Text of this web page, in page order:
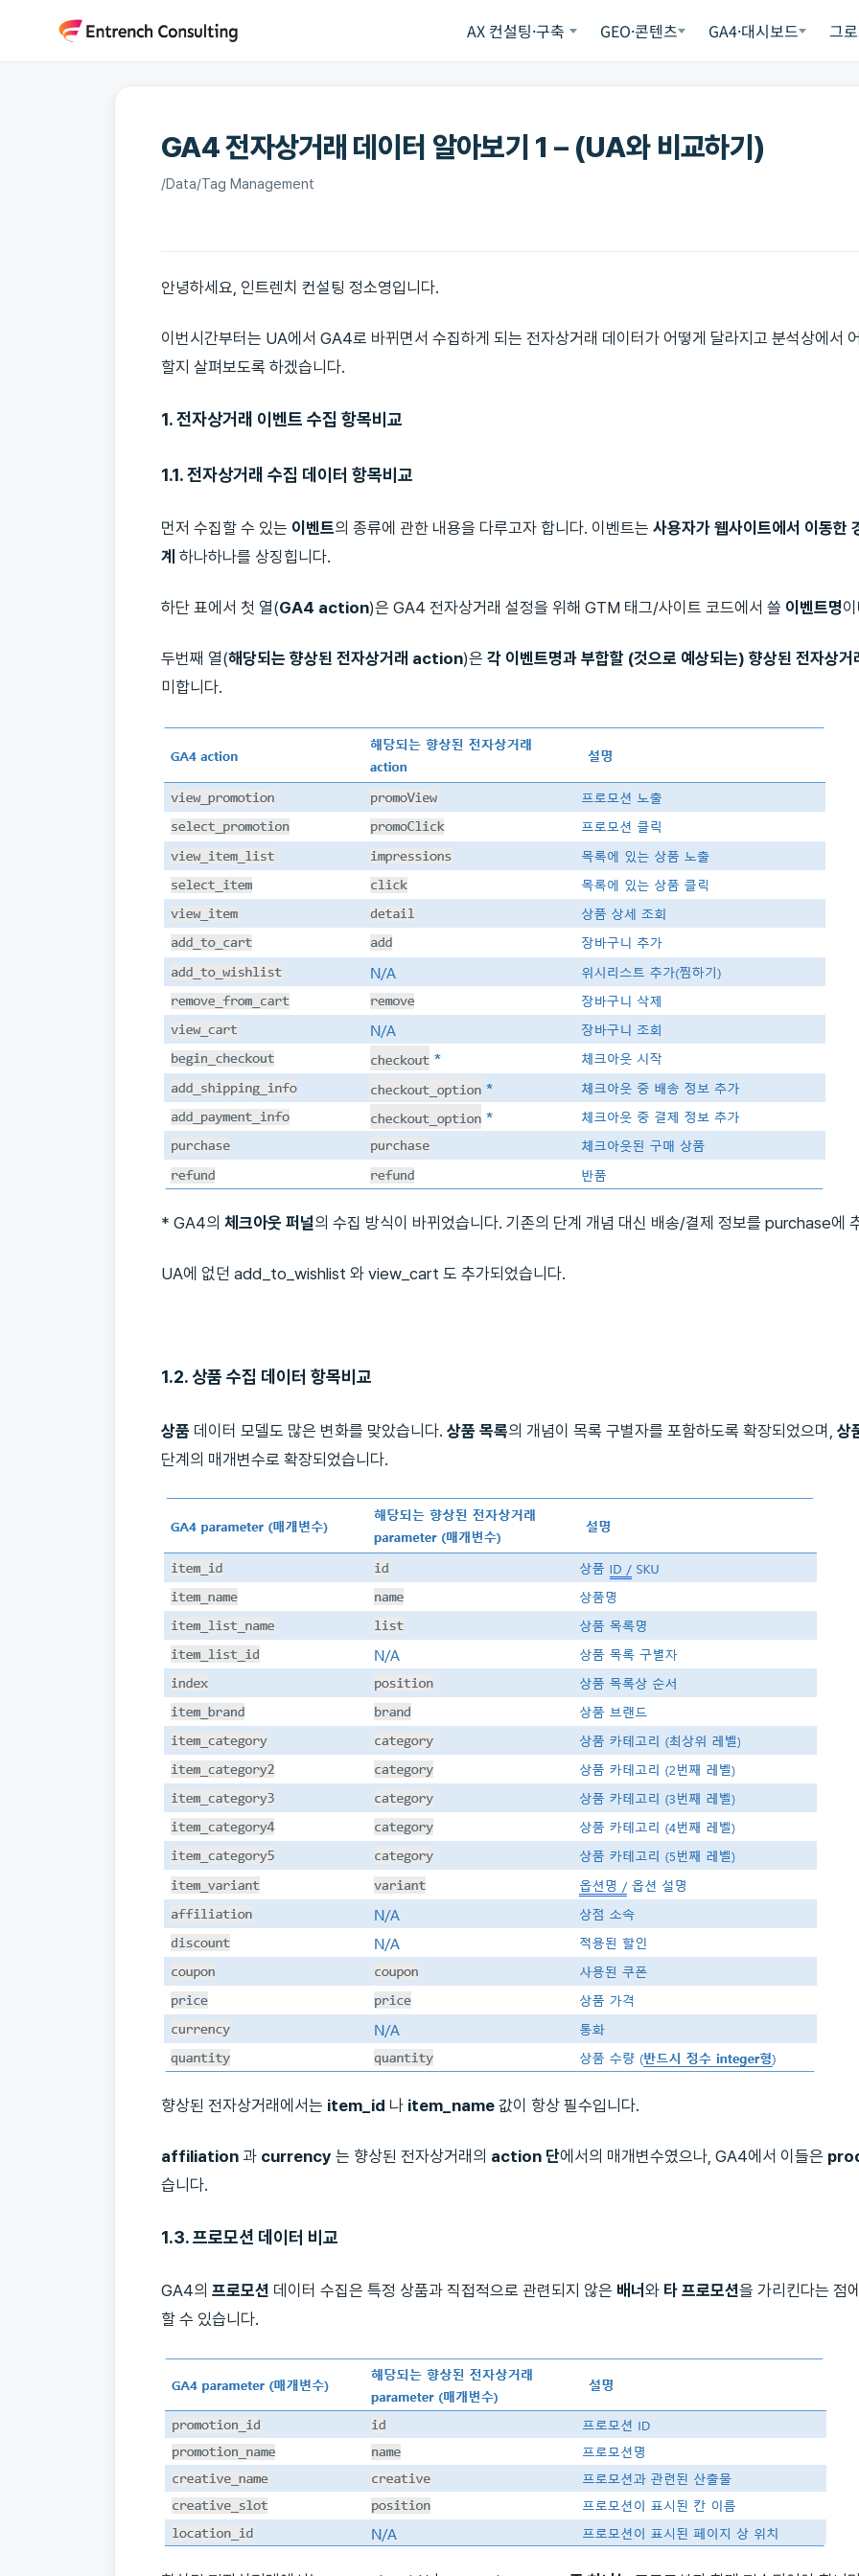
AX 컨설팅·구축 GEO·콘텐츠 GA4·대시보드 그
츠
GA4 전자상거래 데이터 알아보기 1 – (UA와 비교하기)
/Data/Tag Management
안녕하세요, 인트렌치 컨설팅 정소영입니다.
이번시간부터는 UA에서 GA4로 바뀌면서 수집하게 되는 전자상거래 데이터가 어떻게 달라지고 분석상에서
할지 살펴보도록 하겠습니다.
1. 전자상거래 이벤트 수집 항목비교
1.1. 전자상거래 수집 데 이터 항목비교
먼저 수집할 수 있는 이벤트의 종류에 관한 내용을 다루고자 합니다. 이벤트는 사용자가 웹사이트에서 이동한
계 하나하나를 상징힙니다.
하단 표에서 첫 열(GA4 action)은 GA4 전자상거래 설정을 위해 GTM 태그/사이트 코드에서 쓸 이벤트명
두번째 열(해당되는 향상된 전자상거래 action)은 각 이벤트명과 부합할 (것으로 예상되는) 향상된 전자상
미합니다.
* GA4의 체크아웃 퍼널의 수집 방식이 바뀌었습니다. 기존의 단계 개념 대신 배송/결제 정보를 purchase에
UA에 없던 add_to_wishlist 와 view_cart 도 추가되었습니다.
1.2. 상품 수집 데이터 항목비교
상품 데이터 모델도 많은 변화를 맞았습니다. 상품 목록의 개념이 목록 구별자를 포함하도록 확장되었으며, 상
단계의 매개변수로 확장되었습니다.
향상된 전자상거래에서는 item_id 나 item_name 값이 항상 필수입니다.
affiliation 과 currency 는 향상된 전자상거래의 action 단에서의 매개변수였으나, GA4에서 이들은
습니다.
1.3. 프로모션 데이터 비교
GA4의 프로모션 데이터 수집은 특정 상품과 직접적으로 관련되지 않은 배너 와 타 프로모션을 가리킨다는 점
할 수 있습니다.